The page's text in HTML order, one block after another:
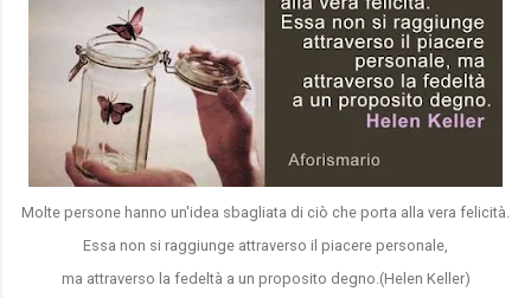
Molte persone hanno un'idea sbagliata di ciò che porta alla vera felicità.
Essa non si raggiunge attraverso il piacere personale,
ma attraverso la fedeltà a un proposito degno.(Helen Keller)